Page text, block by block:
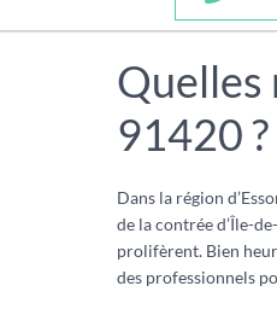
Quelles
91420 ?
Dans la région
de la contrée d’Île-
prolifèrent. Bien
des professionnels